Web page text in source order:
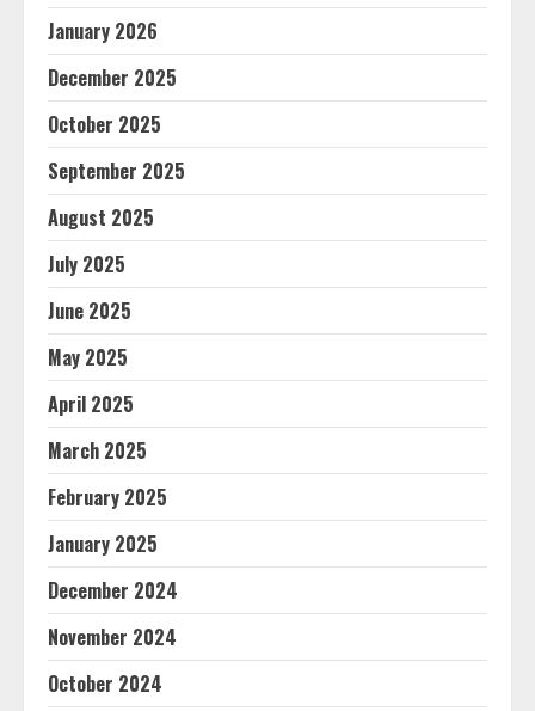
January 2026
December 2025
October 2025
September 2025
August 2025
July 2025
June 2025
May 2025
April 2025
March 2025
February 2025
January 2025
December 2024
November 2024
October 2024